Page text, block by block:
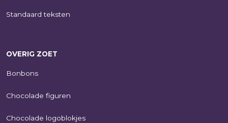
Standaard teksten
OVERIG ZOET
Bonbons
Chocolade figuren
Chocolade logoblokjes